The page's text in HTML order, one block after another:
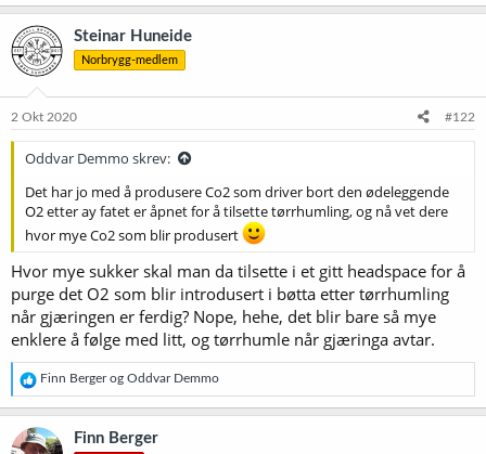
a
k
s
j
o
e
Steinar Huneide
Norbrygg-medlem
2 Okt 2020 #122
Oddvar Demmo skrev:
Det har jo med å produsere Co2 som driver bort den ødeleggende
O2 etter ay fatet er åpnet for å tilsette tørrhumling, og nå vet dere
hvor mye Co2 som blir produsert
Hvor mye sukker skal man da tilsette i et gitt headspace for å
purge det O2 som blir introdusert i bøtta etter tørrhumling
når gjæringen er ferdig? Nope, hehe, det blir bare så mye
enklere å følge med litt, og tørrhumle når gjæringa avtar.
R
e
a
k
s
Finn Bergerog Oddvar Demmo
Finn Berger